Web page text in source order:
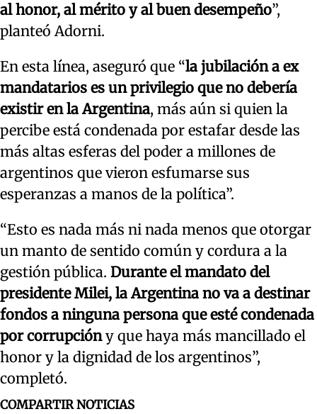
al honor, al mérito y al buen desempeño”,
planteó Adorni.
En esta línea, aseguró que “la jubilación a ex
mandatarios es un privilegio que no debería
existir en la Argentina, más aún si quien la
percibe está condenada por estafar desde las
más altas esferas del poder a millones de
argentinos que vieron esfumarse sus
esperanzas a manos de la política”.
“Esto es nada más ni nada menos que otorgar
un manto de sentido común y cordura a la
gestión pública. Durante el mandato del
presidente Milei, la Argentina no va a destinar
fondos a ninguna persona que esté condenada
por corrupcióny que haya más mancillado el
honor y la dignidad de los argentinos”,
completó.
COMPARTIR NOTICIAS